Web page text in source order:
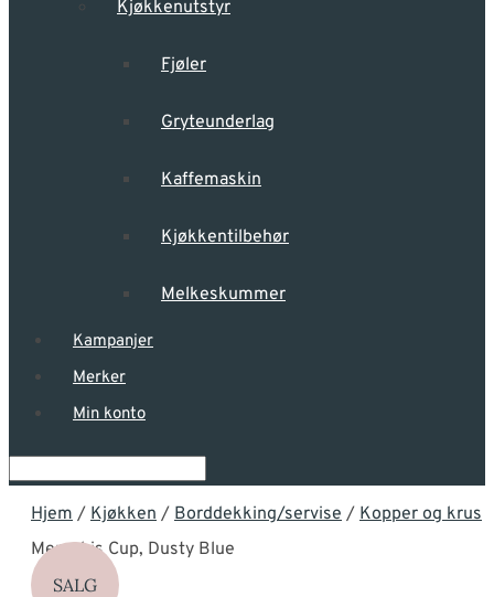
Kjøkkenutstyr
Fjøler
Gryteunderlag
Kaffemaskin
Kjøkkentilbehør
Melkeskummer
Kampanjer
Merker
Min konto
Hjem / Kjøkken / Borddekking/servise / Kopper og krus
Memphis Cup, Dusty Blue
SALG